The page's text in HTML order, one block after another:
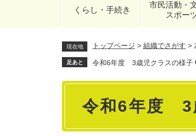
くらし・手続き
市民活動・
スポー
現在地 トップページ > 組織でさがす >
足あと 令和6年度 3歳児クラスの様子
本
令和6年度 3